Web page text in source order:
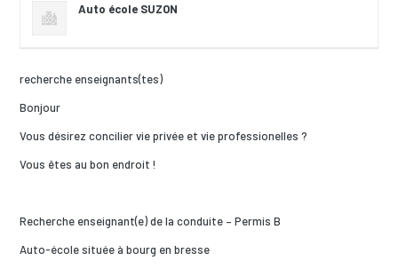
Auto école SUZON
recherche enseignants(tes)
Bonjour
Vous désirez concilier vie privée et vie professionelles ?
Vous êtes au bon endroit !
Recherche enseignant(e) de la conduite – Permis B
Auto-école située à bourg en bresse